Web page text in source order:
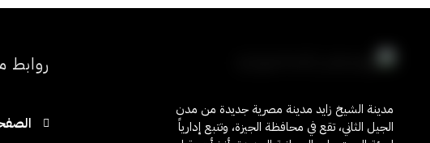
ن
ط
مدينة الشيخ زايد مدينة مصرية جديدة من مدن
الجيل الثاني، تقع في محافظة الجيزة، وتتبع إدارياً
روابط